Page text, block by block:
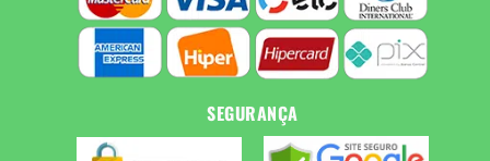
SEGURANÇA